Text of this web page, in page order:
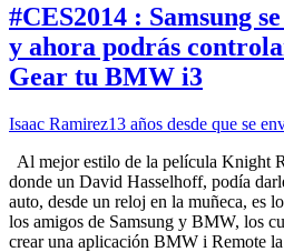
#CES2014 : Samsung
y ahora podrás
Gear tu BMW i3
Isaac Ramirez13 años desde que se
Al mejor estilo de la película Knight
donde un David Hasselhoff, podía
auto, desde un reloj en la muñeca, es
los amigos de Samsung y BMW, los
crear una aplicación BMW i Remote